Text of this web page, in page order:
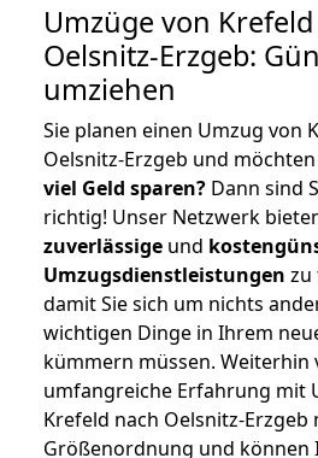
Umzüge von
Oelsnitz-Erzgeb:
umziehen
Sie planen einen Umzug von
Oelsnitz-Erzgeb und
viel Geld sparen? Dann sind
richtig! Unser Netzwerk
zuverlässige und
Umzugsdienstleistungen zu
damit Sie sich um nichts
wichtigen Dinge in Ihrem
kümmern müssen.
umfangreiche Erfahrung mit
Krefeld nach Oelsnitz-
Größenordnung und können